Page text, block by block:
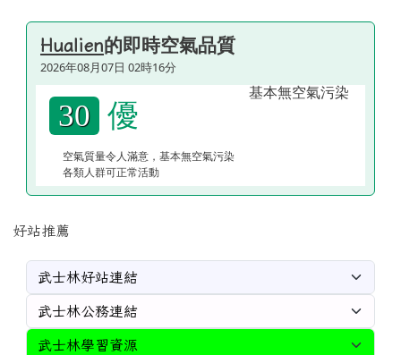
Hualien的即時空氣品質
2026年08月07日 02時16分
30 優
空氣質量令人滿意，基本無空氣污染
各類人群可正常活動
好站推薦